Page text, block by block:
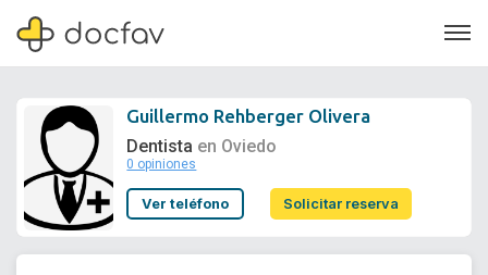
Soporte
Guillermo Rehberger Olivera
Dentista en Oviedo
0 opiniones
Ver teléfono Solicitar reserva